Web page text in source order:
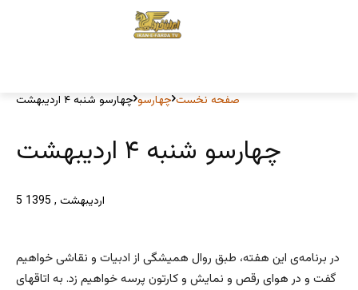
صفحه نخست چهارسو چهارسو شنبه ۴ اردیبهشت
چهارسو شنبه ۴ اردیبهشت
5 اردیبهشت , 1395
در برنامه‌ی این هفته، طبق روال همیشگی از ادبیات و نقاشی خواهیم
گفت و در هوای رقص و نمایش و کارتون پرسه خواهیم زد. به اتاقهای